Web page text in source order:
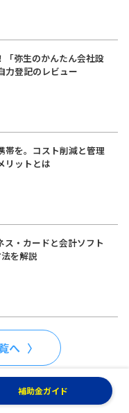
「弥生のかんたん会社設
力登記のレビュー
帯を。コスト削減と管理
リットとは
ス・カードと会計ソフト
を解説
へ
補助金ガイド